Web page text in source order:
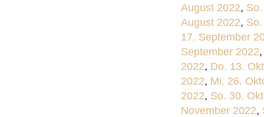
August 2022,
August 2022,
17. September
September 2022
2022, Do. 13.
2022, Mi. 26.
2022, So. 30.
November 2022,